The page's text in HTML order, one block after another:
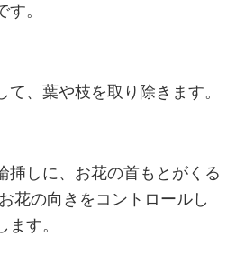
。
て、葉や枝を取り除きます。
挿しに、お花の首もとがくる
お花の向きをコントロールし
す。